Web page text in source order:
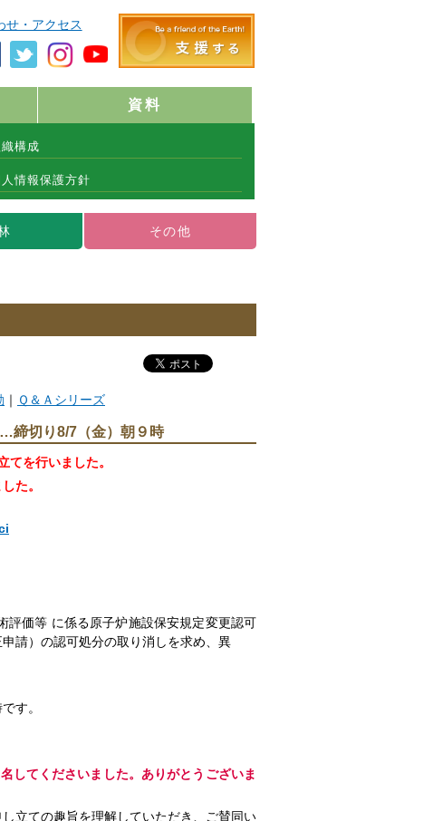
せ・アクセス
資料
構成
情報保護方針
その他
Ｑ＆Ａシリーズ
締切り8/7（金）朝９時
を行いました。
た。
評価等 に係る原子炉施設保安規定変更認可
請）の認可処分の取り消しを求め、異
す。
してくださいました。ありがとうございま
立ての趣旨を理解していただき、ご賛同い